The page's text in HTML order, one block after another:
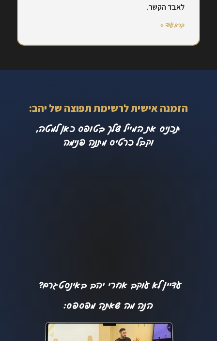
לאבד הקשר.
קרא עוד »
הזמנה אישית לרשימת תפוצה של יהב:
תכניס את המייל שלך בטופס כאן למטה,
וקבל כרטיס מתנה פנימה
עדיין לא עוקב אחרי יהב באינסטגרם?
הנה מה שאתה מפספס: